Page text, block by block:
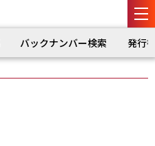
バックナンバー検索 発行